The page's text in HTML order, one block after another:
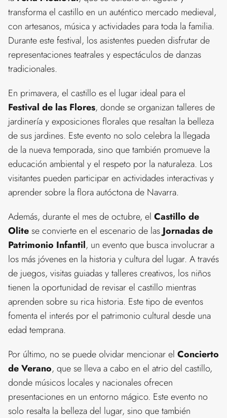
transforma el castillo en un auténtico mercado medieval,
con artesanos, música y actividades para toda la familia.
Durante este festival, los asistentes pueden disfrutar de
representaciones teatrales y espectáculos de danzas
tradicionales.
En primavera, el castillo es el lugar ideal para el
Festival de las Flores, donde se organizan talleres de
jardinería y exposiciones florales que resaltan la belleza
de sus jardines. Este evento no solo celebra la llegada
de la nueva temporada, sino que también promueve la
educación ambiental y el respeto por la naturaleza. Los
visitantes pueden participar en actividades interactivas y
aprender sobre la flora autóctona de Navarra.
Además, durante el mes de octubre, el Castillo de
Olitese convierte en el escenario de las Jornadas de
Patrimonio Infantil, un evento que busca involucrar a
los más jóvenes en la historia y cultura del lugar. A través
de juegos, visitas guiadas y talleres creativos, los niños
tienen la oportunidad de revisar el castillo mientras
aprenden sobre su rica historia. Este tipo de eventos
fomenta el interés por el patrimonio cultural desde una
edad temprana.
Por último, no se puede olvidar mencionar el Concierto
de Verano, que se lleva a cabo en el atrio del castillo,
donde músicos locales y nacionales ofrecen
presentaciones en un entorno mágico. Este evento no
solo resalta la belleza del lugar, sino que también